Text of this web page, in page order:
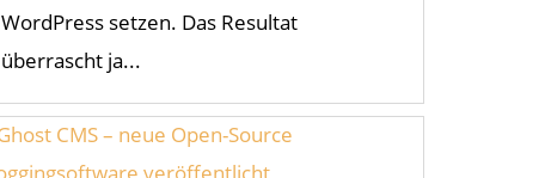
WordPress setzen. Das Resultat
überrascht ja...